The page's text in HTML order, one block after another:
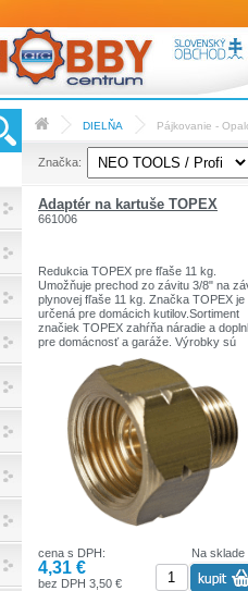
DIELŇA Pájkovanie -
Značka:
Adaptér na kartuše TOPEX
661006
Redukcia TOPEX pre fľaše 11 kg.
Umožňuje prechod zo závitu 3/8" na
plynovej fľaše 11 kg. Značka TOPEX je
určená pre domácich kutilov.Sortiment
značiek TOPEX zahŕňa náradie a
pre domácnosť a garáže. Výrobky sú
Značka TOPEX je jednou z
značiek ručného náradia v Poľsku.
Na sklade
cena s DPH:
4,31 €
bez DPH 3,50 €